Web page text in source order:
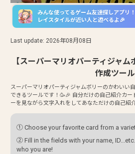
みんな使ってるゲーム友達探しアプリ
レイスタイルが近い人と遊べるよ🎉
Last update: 2026年08月08日
【スーパーマリオパーティジャ
作成ツール
スーパーマリオパーティジャムボリーのかわいい
できるツールです！🥳🎉 自分だけの自己紹介カ
ーを見ながら文字入れをしてあなただけの自己紹
① Choose your favorite card from a
② Fill in the fields with your name,
who you are!